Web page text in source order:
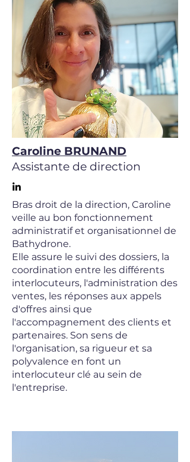
Caroline BRUNAND
Assistante de direction
Bras droit de la direction, Caroline
veille au bon fonctionnement
administratif et organisationnel de
Bathydrone.
Elle assure le suivi des dossiers, la
coordination entre les différents
interlocuteurs, l'administration des
ventes, les réponses aux appels
d'offres ainsi que
l'accompagnement des clients et
partenaires. Son sens de
l'organisation, sa rigueur et sa
polyvalence en font un
interlocuteur clé au sein de
l'entreprise.